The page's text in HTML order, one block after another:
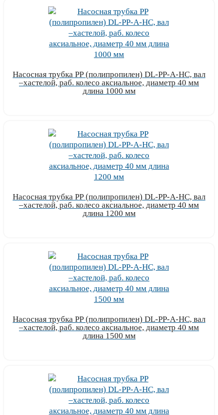
Насосная трубка РР (полипропилен) DL-PP-A-HC, вал
–хастелой, раб. колесо аксиальное, диаметр 40 мм
длина 1000 мм
Насосная трубка РР (полипропилен) DL-PP-A-HC, вал
–хастелой, раб. колесо аксиальное, диаметр 40 мм
длина 1200 мм
Насосная трубка РР (полипропилен) DL-PP-A-HC, вал
–хастелой, раб. колесо аксиальное, диаметр 40 мм
длина 1500 мм